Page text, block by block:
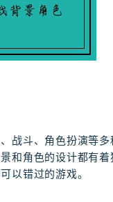
战斗、角色扮演等
和角色的设计都有
以错过的游戏。